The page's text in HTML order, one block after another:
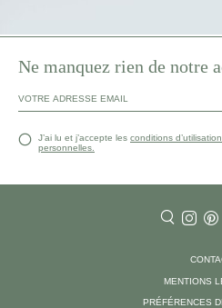
Ne manquez rien de notre
J’ai lu et j’accepte les conditions
personnelles.
MENTIONS
PRÉFÉRENCES